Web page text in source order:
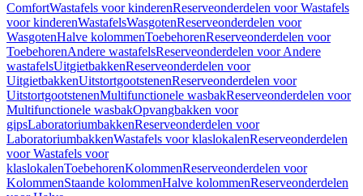
ComfortWastafels voor kinderenReserveonderdelen voor Wastafels
voor kinderenWastafelsWasgotenReserveonderdelen voor
WasgotenHalve kolommenToebehorenReserveonderdelen voor
ToebehorenAndere wastafelsReserveonderdelen voor Andere
wastafelsUitgietbakkenReserveonderdelen voor
UitgietbakkenUitstortgootstenenReserveonderdelen voor
UitstortgootstenenMultifunctionele wasbakReserveonderdelen voor
Multifunctionele wasbakOpvangbakken voor
gipsLaboratoriumbakkenReserveonderdelen voor
LaboratoriumbakkenWastafels voor klaslokalenReserveonderdelen
voor Wastafels voor
klaslokalenToebehorenKolommenReserveonderdelen voor
KolommenStaande kolommenHalve kolommenReserveonderdelen